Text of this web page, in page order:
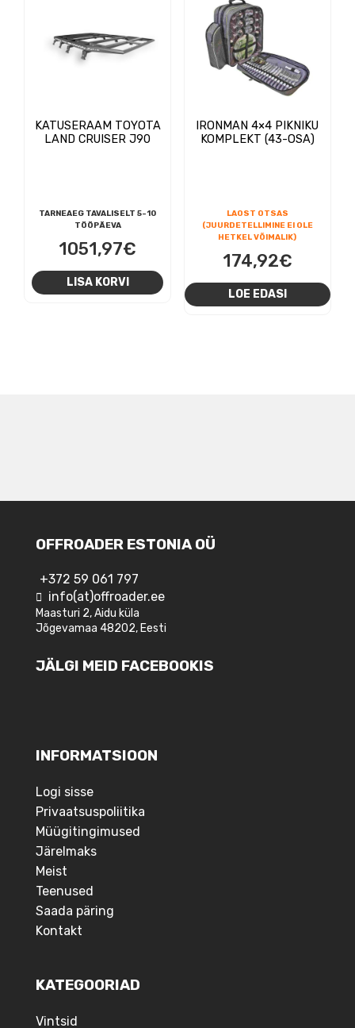
KATUSERAAM TOYOTA
LAND CRUISER J90
TARNEAEG TAVALISELT 5-10
TÖÖPÄEVA
1051,97€
LISA KORVI
IRONMAN 4×4 PIKNIKU
KOMPLEKT (43-OSA)
LAOST OTSAS
(JUURDETELLIMINE EI OLE
HETKEL VÕIMALIK)
174,92€
LOE EDASI
OFFROADER ESTONIA OÜ
+372 59 061 797
info(at)offroader.ee
Maasturi 2, Aidu küla
Jõgevamaa 48202, Eesti
JÄLGI MEID FACEBOOKIS
INFORMATSIOON
Logi sisse
Privaatsuspoliitika
Müügitingimused
Järelmaks
Meist
Teenused
Saada päring
Kontakt
KATEGOORIAD
Vintsid